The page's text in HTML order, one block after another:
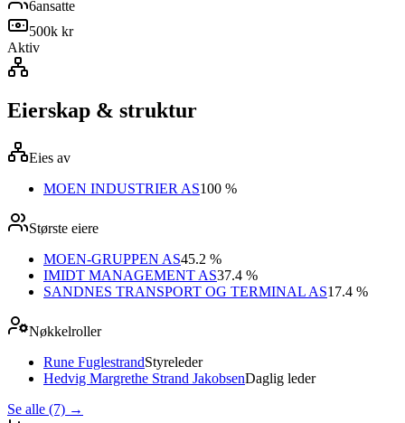
6ansatte
500k kr
Aktiv
Eierskap & struktur
Eies av
MOEN INDUSTRIER AS100 %
Største eiere
MOEN-GRUPPEN AS45.2 %
IMIDT MANAGEMENT AS37.4 %
SANDNES TRANSPORT OG TERMINAL AS17.4 %
Nøkkelroller
Rune FuglestrandStyreleder
Hedvig Margrethe Strand JakobsenDaglig leder
Se alle (7) →